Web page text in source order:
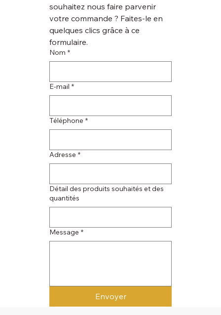
souhaitez nous faire parvenir
votre commande ? Faites-le en
quelques clics grâce à ce
formulaire.
Nom *
E‑mail *
Téléphone *
Adresse *
Détail des produits souhaités et des
quantités
Message *
Envoyer